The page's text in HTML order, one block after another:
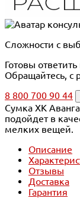
Сложности с
Готовы
Обращайтесь, с
8 800 700 90 44
Сумка ХК
подойдет в
мелких вещей.
Описание
Отзывы
Доставка
Гарантия